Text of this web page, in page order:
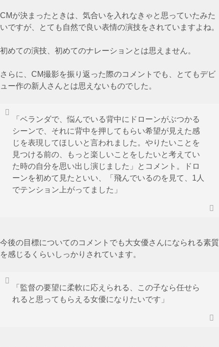
CMが決まったときは、気合いを入れなきゃと思っていたみた
いですが、とても自然で良い表情の演技をされていますよね。
初めての演技、初めてのナレーションとは思えません。
さらに、CM撮影を振り返った際のコメントでも、とてもデビ
ュー作の新人さんとは思えないものでした。
「ベランダで、悩んでいる背中にドローンがぶつかる
シーンで、それに背中を押してもらい希望が見えた感
じを表現してほしいと言われました。やりたいことを
見つける前の、もっと楽しいことをしたいと考えてい
た時の自分を思い出し演じました」とコメント。ドロ
ーンを初めて見たといい、「飛んでいるのを見て、1人
でテンション上がってました」
今後の目標についてのコメントでも大女優さんになられる素質
を感じるくらいしっかりされています。
「監督の要望に柔軟に応えられる、この子なら任せら
れると思ってもらえる女優になりたいです」